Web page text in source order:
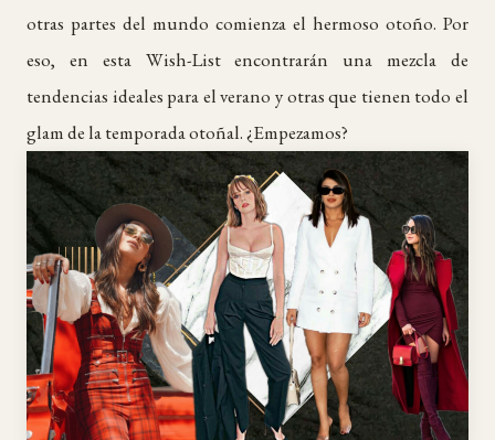
otras partes del mundo comienza el hermoso otoño. Por
eso, en esta Wish-List encontrarán una mezcla de
tendencias ideales para el verano y otras que tienen todo el
glam de la temporada otoñal. ¿Empezamos?